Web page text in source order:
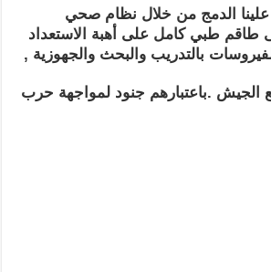
علينا الدمج من خلال نظام صحي
طاقم طبي كامل على أهبة الاستعداد
بالتدريب والبحث والجهوزية ,
الجيش .باعتبارهم جنود لمواجهة حرب